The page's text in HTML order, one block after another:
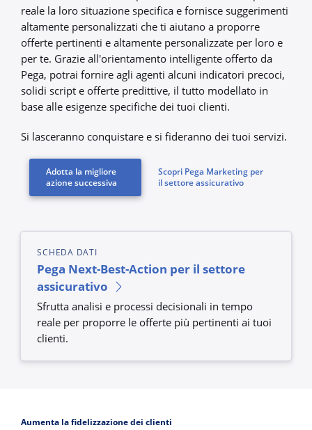
SCHEDA DATI
Pega Next-Best-Action per il settore
assicurativo
Sfrutta analisi e processi decisionali in tempo
reale per proporre le offerte più pertinenti ai tuoi
clienti.
reale la loro situazione specifica e fornisce suggerimenti
altamente personalizzati che ti aiutano a proporre
offerte pertinenti e altamente personalizzate per loro e
per te. Grazie all'orientamento intelligente offerto da
Pega, potrai fornire agli agenti alcuni indicatori precoci,
solidi script e offerte predittive, il tutto modellato in
base alle esigenze specifiche dei tuoi clienti.
Si lasceranno conquistare e si fideranno dei tuoi servizi.
Adotta la migliore
azione successiva
Scopri Pega Marketing per
il settore assicurativo
Aumenta la fidelizzazione dei clienti